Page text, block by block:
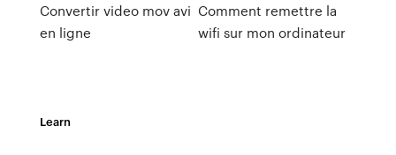
Convertir video mov avi
en ligne
Comment remettre la
wifi sur mon ordinateur
Learn